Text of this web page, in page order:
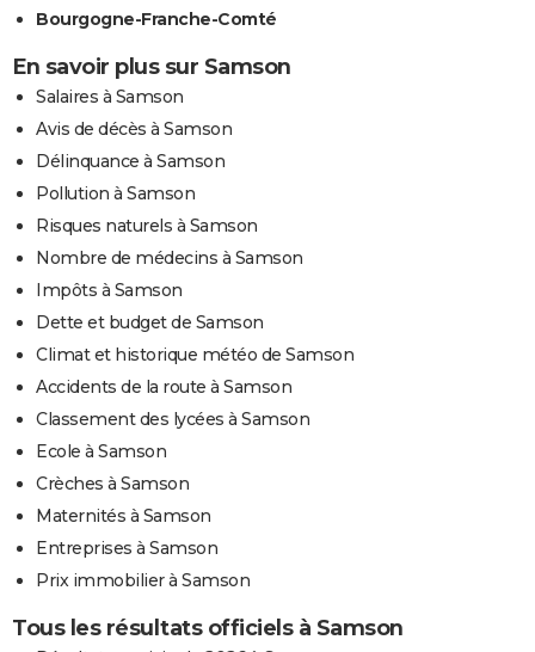
Bourgogne-Franche-Comté
En savoir plus sur Samson
Salaires à Samson
Avis de décès à Samson
Délinquance à Samson
Pollution à Samson
Risques naturels à Samson
Nombre de médecins à Samson
Impôts à Samson
Dette et budget de Samson
Climat et historique météo de Samson
Accidents de la route à Samson
Classement des lycées à Samson
Ecole à Samson
Crèches à Samson
Maternités à Samson
Entreprises à Samson
Prix immobilier à Samson
Tous les résultats officiels à Samson